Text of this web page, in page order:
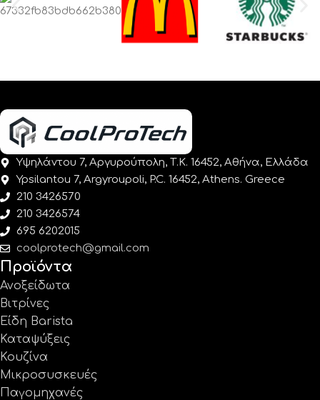
Υψηλάντου 7, Αργυρούπολη, Τ.Κ. 16452, Αθήνα, Ελλάδα
Ypsilantou 7, Argyroupoli, P.C. 16452, Athens. Greece
210 3426570
210 3426574
695 6202015
coolprotech@gmail.com
Προϊόντα
Ανοξείδωτα
Βιτρίνες
Είδη Barista
Καταψύξεις
Κουζίνα
Μικροσυσκευές
Παγομηχανές